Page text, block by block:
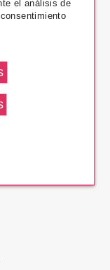
el análisis de